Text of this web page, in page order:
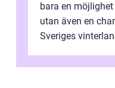
bara en
utan även en
Sveriges